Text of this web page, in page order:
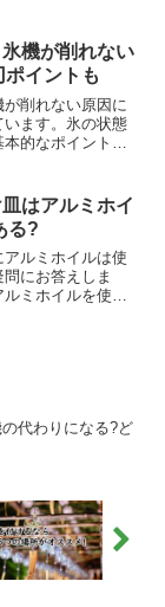
ために、正しい
う。
氷機が削れない
イントも
が削れない原因に
ます。氷の状態
的なポイントか
検討している方
び方や確認すべ
説しています。
削れない」と検索
報を網羅し、初
い内容です。ト
はアルミホイ
る?
ルミホイルは使
にお答えしま
ミホイルを使っ
代わりになる?ど